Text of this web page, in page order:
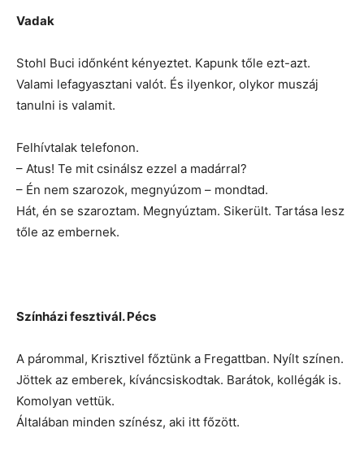
Vadak
Stohl Buci időnként kényeztet. Kapunk tőle ezt-azt.
Valami lefagyasztani valót. És ilyenkor, olykor muszáj
tanulni is valamit.
Felhívtalak telefonon.
– Atus! Te mit csinálsz ezzel a madárral?
– Én nem szarozok, megnyúzom – mondtad.
Hát, én se szaroztam. Megnyúztam. Sikerült. Tartása lesz
tőle az embernek.
Színházi fesztivál. Pécs
A párommal, Krisztivel főztünk a Fregattban. Nyílt színen.
Jöttek az emberek, kíváncsiskodtak. Barátok, kollégák is.
Komolyan vettük.
Általában minden színész, aki itt főzött.